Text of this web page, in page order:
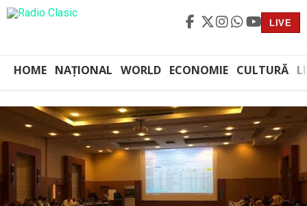
LIVE
HOME NAȚIONAL WORLD ECONOMIE CULTURĂ